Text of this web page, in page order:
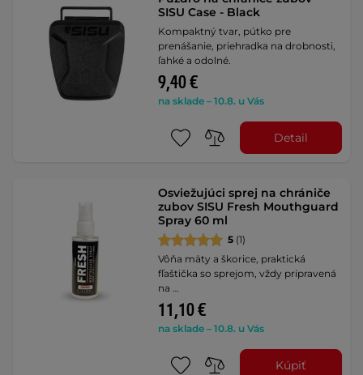
SISU Case - Black
Kompaktný tvar, pútko pre
prenášanie, priehradka na drobnosti,
ľahké a odolné.
9,40 €
na sklade – 10.8. u Vás
Detail
Osviežujúci sprej na chrániče
zubov SISU Fresh Mouthguard
Spray 60 ml
5 (1)
Vôňa mäty a škorice, praktická
fľaštička so sprejom, vždy pripravená
na …
11,10 €
na sklade – 10.8. u Vás
Kúpiť